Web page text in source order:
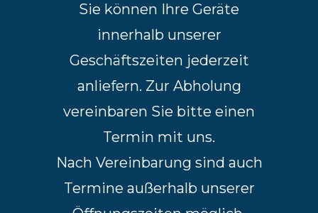
Sie können Ihre Geräte
innerhalb unserer
Geschäftszeiten jederzeit
anliefern. Zur Abholung
vereinbaren Sie bitte einen
Termin mit uns.
Nach Vereinbarung sind auch
Termine außerhalb unserer